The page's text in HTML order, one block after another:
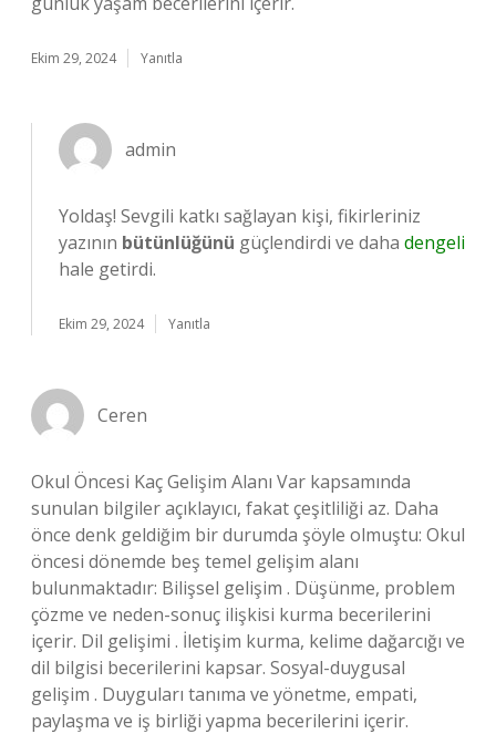
Ekim 29, 2024 Yanıtla
admin
Yoldaş! Sevgili katkı sağlayan kişi, fikirleriniz
yazının bütünlüğünü güçlendirdi ve daha dengeli
hale getirdi.
Ekim 29, 2024 Yanıtla
Ceren
Okul Öncesi Kaç Gelişim Alanı Var kapsamında
sunulan bilgiler açıklayıcı, fakat çeşitliliği az. Daha
önce denk geldiğim bir durumda şöyle olmuştu: Okul
öncesi dönemde beş temel gelişim alanı
bulunmaktadır: Bilişsel gelişim . Düşünme, problem
çözme ve neden-sonuç ilişkisi kurma becerilerini
içerir. Dil gelişimi . İletişim kurma, kelime dağarcığı ve
dil bilgisi becerilerini kapsar. Sosyal-duygusal
gelişim . Duyguları tanıma ve yönetme, empati,
paylaşma ve iş birliği yapma becerilerini içerir.